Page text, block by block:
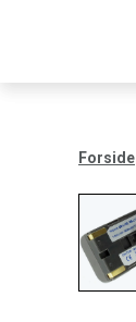
Forside